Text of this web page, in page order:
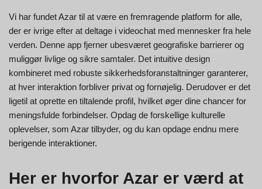
Vi har fundet Azar til at være en fremragende platform for alle,
der er ivrige efter at deltage i videochat med mennesker fra hele
verden. Denne app fjerner ubesværet geografiske barrierer og
muliggør livlige og sikre samtaler. Det intuitive design
kombineret med robuste sikkerhedsforanstaltninger garanterer,
at hver interaktion forbliver privat og fornøjelig. Derudover er det
ligetil at oprette en tiltalende profil, hvilket øger dine chancer for
meningsfulde forbindelser. Opdag de forskellige kulturelle
oplevelser, som Azar tilbyder, og du kan opdage endnu mere
berigende interaktioner.
Her er hvorfor Azar er værd at